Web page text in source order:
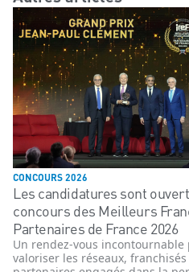
CONCOURS 2026
Les candidatures sont
concours des Meilleurs
Partenaires de France 2026
Un rendez-vous incontournable
valoriser les réseaux,